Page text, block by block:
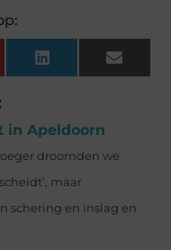
LinkedIn Email
in Apeldoorn
droomden we
maar
schering en inslag en